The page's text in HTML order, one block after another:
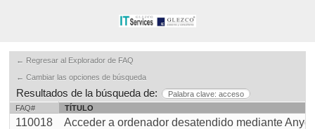
← Regresar al Explorador de FAQ
← Cambiar las opciones de búsqueda
Resultados de la búsqueda de:
Palabra clave: acceso
FAQ#
TÍTULO
110018
Acceder a ordenador desatendido mediante